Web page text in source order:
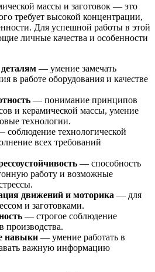
массы и заготовок — это
требует высокой концентрации,
Для успешной работы в этой
личные качества и особенности
— умение замечать
в работе оборудования и качестве
— понимание принципов
и керамической массы, умение
технологии.
соблюдение технологической
всех требований
— способность
работу и возможные
движений и моторика — для
и заготовками.
— строгое соблюдение
производства.
навыки — умение работать в
важную информацию